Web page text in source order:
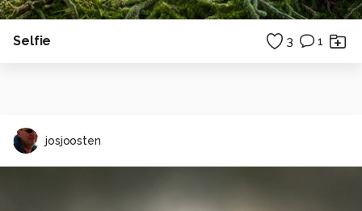
Selfie 3 1
josjoosten